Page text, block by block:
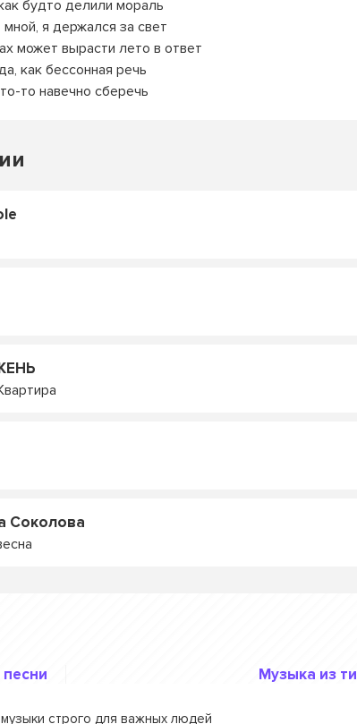
будто делили мораль
я держался за свет
может вырасти лето в ответ
как бессонная речь
то навечно сберечь
Соколова
Музыка из
строго для важных людей